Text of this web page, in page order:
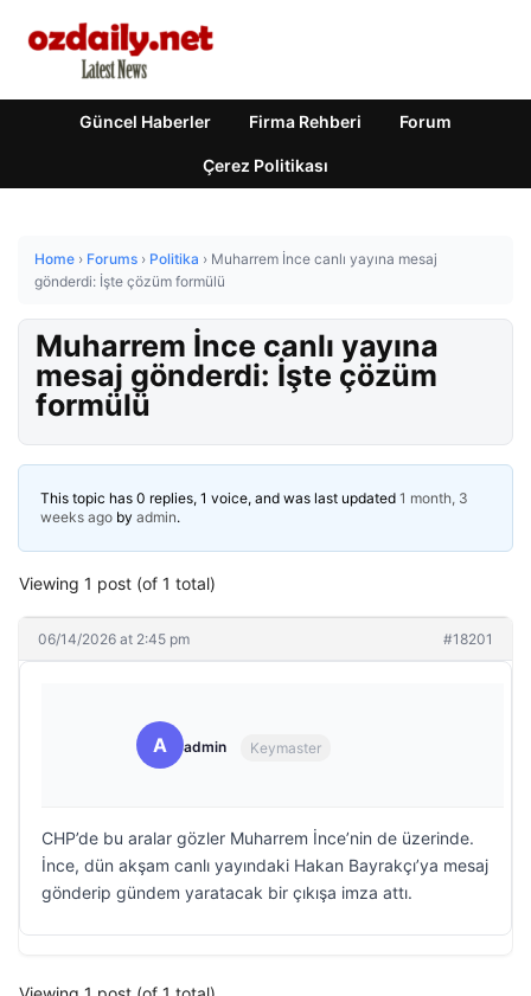
Güncel Haberler Firma Rehberi Forum
Çerez Politikası
Home › Forums › Politika › Muharrem İnce canlı yayına mesaj
gönderdi: İşte çözüm formülü
Muharrem İnce canlı yayına
mesaj gönderdi: İşte çözüm
formülü
This topic has 0 replies, 1 voice, and was last updated 1 month, 3
weeks ago by admin.
Viewing 1 post (of 1 total)
06/14/2026 at 2:45 pm #18201
A admin Keymaster
CHP’de bu aralar gözler Muharrem İnce’nin de üzerinde.
İnce, dün akşam canlı yayındaki Hakan Bayrakçı’ya mesaj
gönderip gündem yaratacak bir çıkışa imza attı.